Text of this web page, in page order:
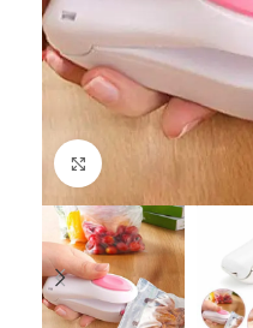
Click to enlarge